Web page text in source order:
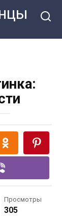
Просмотры
305